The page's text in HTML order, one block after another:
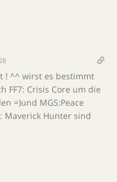
! ^^ wirst es bestimmt
FF7: Crisis Core um die
=)und MGS:Peace
Maverick Hunter sind